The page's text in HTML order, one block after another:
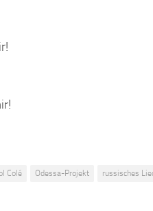
Colé Odessa-Projekt russisches